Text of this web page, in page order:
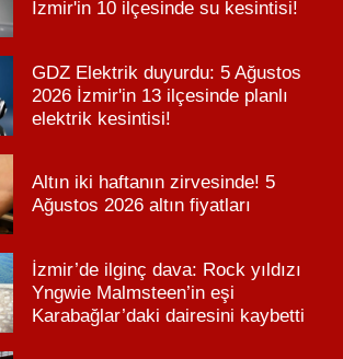
İzmir'in 10 ilçesinde su kesintisi!
GDZ Elektrik duyurdu: 5 Ağustos
2026 İzmir'in 13 ilçesinde planlı
elektrik kesintisi!
Altın iki haftanın zirvesinde! 5
Ağustos 2026 altın fiyatları
İzmir’de ilginç dava: Rock yıldızı
Yngwie Malmsteen’in eşi
Karabağlar’daki dairesini kaybetti